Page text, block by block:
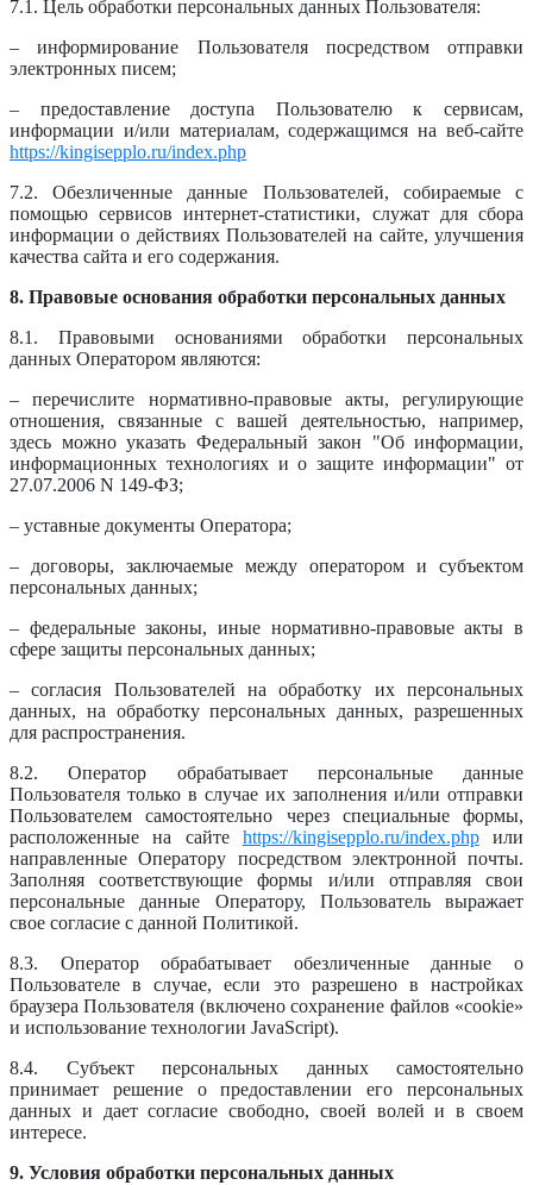
7.1. Цель обработки персональных данных Пользователя:
– информирование Пользователя посредством отправки
электронных писем;
– предоставление доступа Пользователю к сервисам,
информации и/или материалам, содержащимся на веб-сайте
https://kingisepplo.ru/index.php
7.2. Обезличенные данные Пользователей, собираемые с
помощью сервисов интернет-статистики, служат для сбора
информации о действиях Пользователей на сайте, улучшения
качества сайта и его содержания.
8. Правовые основания обработки персональных данных
8.1. Правовыми основаниями обработки персональных
данных Оператором являются:
– перечислите нормативно-правовые акты, регулирующие
отношения, связанные с вашей деятельностью, например,
здесь можно указать Федеральный закон "Об информации,
информационных технологиях и о защите информации" от
27.07.2006 N 149-ФЗ;
– уставные документы Оператора;
– договоры, заключаемые между оператором и субъектом
персональных данных;
– федеральные законы, иные нормативно-правовые акты в
сфере защиты персональных данных;
– согласия Пользователей на обработку их персональных
данных, на обработку персональных данных, разрешенных
для распространения.
8.2. Оператор обрабатывает персональные данные
Пользователя только в случае их заполнения и/или отправки
Пользователем самостоятельно через специальные формы,
расположенные на сайте https://kingisepplo.ru/index.phpили
направленные Оператору посредством электронной почты.
Заполняя соответствующие формы и/или отправляя свои
персональные данные Оператору, Пользователь выражает
свое согласие с данной Политикой.
8.3. Оператор обрабатывает обезличенные данные о
Пользователе в случае, если это разрешено в настройках
браузера Пользователя (включено сохранение файлов «cookie»
и использование технологии JavaScript).
8.4. Субъект персональных данных самостоятельно
принимает решение о предоставлении его персональных
данных и дает согласие свободно, своей волей и в своем
интересе.
9. Условия обработки персональных данных